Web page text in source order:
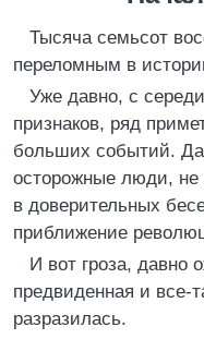
Тысяча семьсот
переломным в
Уже давно, с
признаков, ряд
больших событий.
осторожные люди,
в доверительных
приближение
И вот гроза, давно
предвиденная и все-
разразилась.